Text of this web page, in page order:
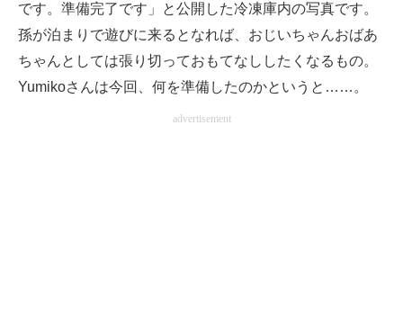
です。準備完了です」と公開した冷凍庫内の写真です。
孫が泊まりで遊びに来るとなれば、おじいちゃんおばあ
ちゃんとしては張り切っておもてなししたくなるもの。
Yumikoさんは今回、何を準備したのかというと……。
advertisement